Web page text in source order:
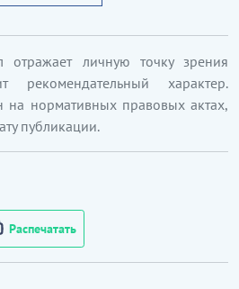
отражает личную точку зрения
характер.
на нормативных правовых актах,
публикации.
Распечатать